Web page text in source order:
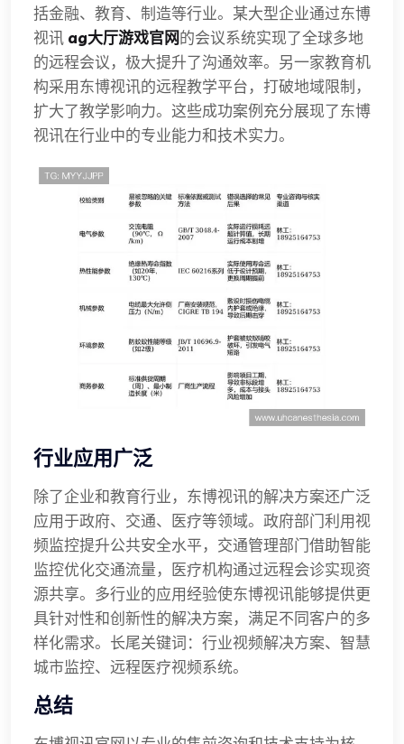
括金融、教育、制造等行业。某大型企业通过东博
视讯 ag大厅游戏官网的会议系统实现了全球多地
的远程会议，极大提升了沟通效率。另一家教育机
构采用东博视讯的远程教学平台，打破地域限制，
扩大了教学影响力。这些成功案例充分展现了东博
视讯在行业中的专业能力和技术实力。
行业应用广泛
除了企业和教育行业，东博视讯的解决方案还广泛
应用于政府、交通、医疗等领域。政府部门利用视
频监控提升公共安全水平，交通管理部门借助智能
监控优化交通流量，医疗机构通过远程会诊实现资
源共享。多行业的应用经验使东博视讯能够提供更
具针对性和创新性的解决方案，满足不同客户的多
样化需求。长尾关键词：行业视频解决方案、智慧
城市监控、远程医疗视频系统。
总结